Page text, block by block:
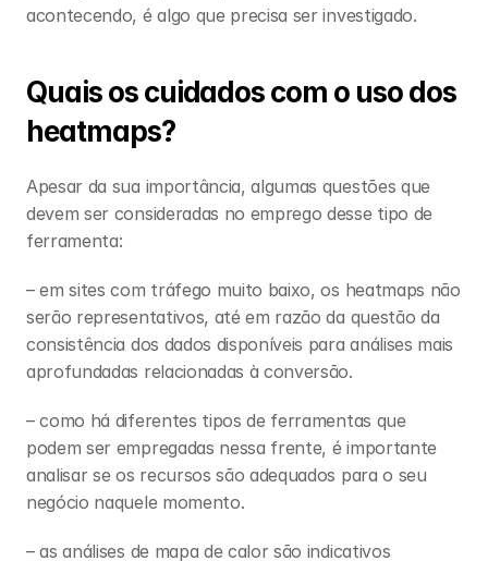
acontecendo, é algo que precisa ser investigado.
Quais os cuidados com o uso dos
heatmaps?
Apesar da sua importância, algumas questões que
devem ser consideradas no emprego desse tipo de
ferramenta:
– em sites com tráfego muito baixo, os heatmaps não
serão representativos, até em razão da questão da
consistência dos dados disponíveis para análises mais
aprofundadas relacionadas à conversão.
– como há diferentes tipos de ferramentas que
podem ser empregadas nessa frente, é importante
analisar se os recursos são adequados para o seu
negócio naquele momento.
– as análises de mapa de calor são indicativos